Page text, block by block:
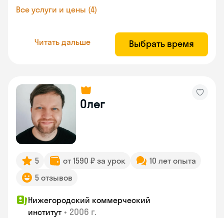
Все услуги и цены (4)
Читать дальше Выбрать время
Олег
5 от 1590 ₽ за урок
10 лет опыта
5 отзывов
Нижегородский коммерческий
институт • 2006 г.